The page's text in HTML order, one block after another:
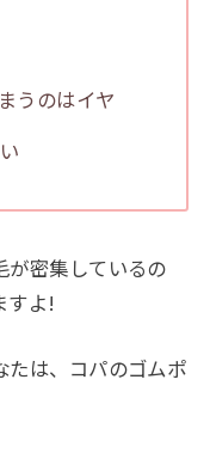
うのはイヤ
が密集しているの
すよ!
たは、コパのゴムポ